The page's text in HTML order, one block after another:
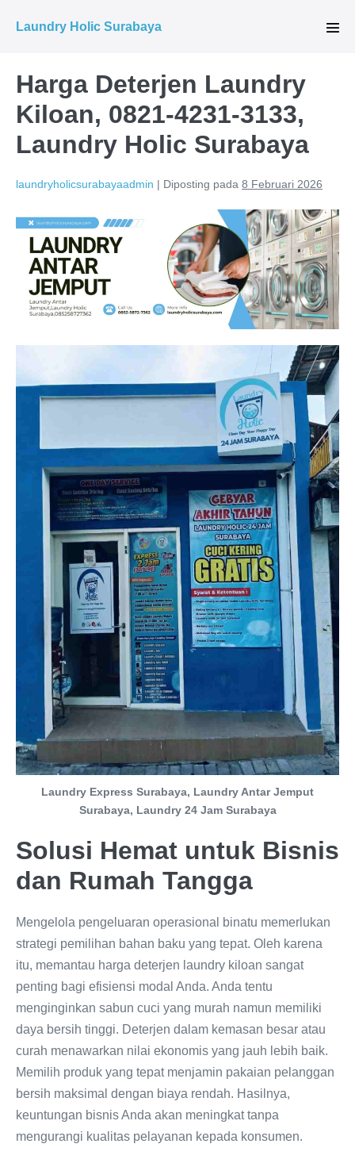
Laundry Holic Surabaya
Harga Deterjen Laundry
Kiloan, 0821-4231-3133,
Laundry Holic Surabaya
laundryholicsurabayaadmin | Diposting pada 8 Februari 2026
Laundry Express Surabaya, Laundry Antar Jemput
Surabaya, Laundry 24 Jam Surabaya
Solusi Hemat untuk Bisnis
dan Rumah Tangga
Mengelola pengeluaran operasional binatu memerlukan
strategi pemilihan bahan baku yang tepat. Oleh karena
itu, memantau harga deterjen laundry kiloan sangat
penting bagi efisiensi modal Anda. Anda tentu
menginginkan sabun cuci yang murah namun memiliki
daya bersih tinggi. Deterjen dalam kemasan besar atau
curah menawarkan nilai ekonomis yang jauh lebih baik.
Memilih produk yang tepat menjamin pakaian pelanggan
bersih maksimal dengan biaya rendah. Hasilnya,
keuntungan bisnis Anda akan meningkat tanpa
mengurangi kualitas pelayanan kepada konsumen.